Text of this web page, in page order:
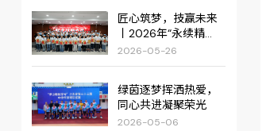
匠心筑梦，技赢未来
丨2026年“永续精
准・华达杯”职业技能
大赛圆满举行！
2026-05-26
绿茵逐梦挥洒热爱，
同心共进凝聚荣光
2026-05-06